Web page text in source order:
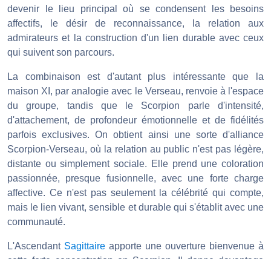
devenir le lieu principal où se condensent les besoins
affectifs, le désir de reconnaissance, la relation aux
admirateurs et la construction d'un lien durable avec ceux
qui suivent son parcours.
La combinaison est d'autant plus intéressante que la
maison XI, par analogie avec le Verseau, renvoie à l'espace
du groupe, tandis que le Scorpion parle d'intensité,
d'attachement, de profondeur émotionnelle et de fidélités
parfois exclusives. On obtient ainsi une sorte d'alliance
Scorpion-Verseau, où la relation au public n'est pas légère,
distante ou simplement sociale. Elle prend une coloration
passionnée, presque fusionnelle, avec une forte charge
affective. Ce n'est pas seulement la célébrité qui compte,
mais le lien vivant, sensible et durable qui s'établit avec une
communauté.
L'Ascendant Sagittaire apporte une ouverture bienvenue à